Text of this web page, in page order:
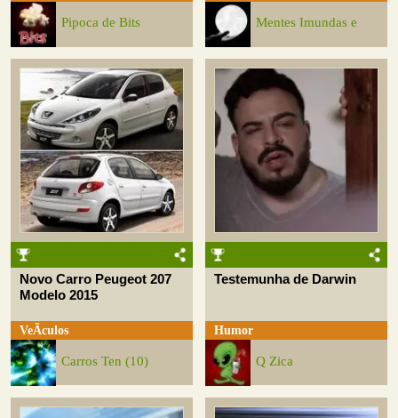
Pipoca de Bits Mentes Imundas e
Novo Carro Peugeot 207
Modelo 2015
VeÃ­culos
Carros Ten (10)
Testemunha de Darwin
Humor
Q Zica